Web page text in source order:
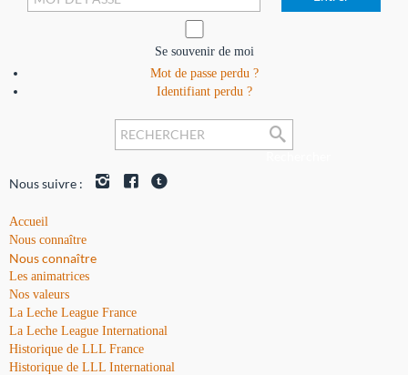
Se souvenir de moi
Mot de passe perdu ?
Identifiant perdu ?
Nous suivre :
Accueil
Nous connaître
Nous connaître
Les animatrices
Nos valeurs
La Leche League France
La Leche League International
Historique de LLL France
Historique de LLL International